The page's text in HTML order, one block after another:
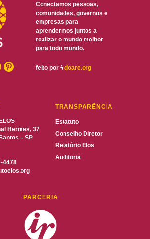
Hermes, 37
– SP
4478
Conectamos pessoas,
comunidades, governos e
empresas para
aprendermos juntos a
realizar o mundo melhor
para todo mundo.
feito por ϟ doare.org
TRANSPARÊNCIA
Estatuto
Conselho Diretor
Relatório Elos
Auditoria
PARCERIA